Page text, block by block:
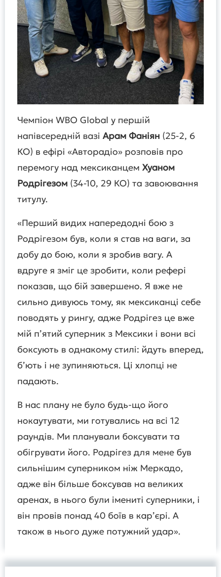
Чемпіон WBO Global у першій
напівсередній вазі Арам Фаніян (25-2, 6
КО) в ефірі «Авторадіо» розповів про
перемогу над мексиканцем Хуаном
Родрігезом (34-10, 29 КО) та завоювання
титулу.
«Перший видих напередодні бою з
Родрігезом був, коли я став на ваги, за
добу до бою, коли я зробив вагу. А
вдруге я зміг це зробити, коли рефері
показав, що бій завершено. Я вже не
сильно дивуюсь тому, як мексиканці себе
поводять у рингу, адже Родрігез це вже
мій п’ятий суперник з Мексики і вони всі
боксують в однакому стилі: йдуть вперед,
б’ють і не зупиняються. Ці хлопці не
падають.
В нас плану не було будь-що його
нокаутувати, ми готувались на всі 12
раундів. Ми планували боксувати та
обігрувати його. Родрігез для мене був
сильнішим суперником ніж Меркадо,
адже він більше боксував на великих
аренах, в нього були імениті суперники, і
він провів понад 40 боїв в кар’єрі. А
також в нього дуже потужний удар».